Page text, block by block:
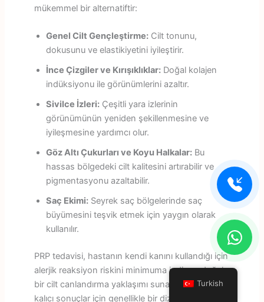
mükemmel bir alternatiftir:
Genel Cilt Gençleştirme:Cilt tonunu,
dokusunu ve elastikiyetini iyileştirir.
İnce Çizgiler ve Kırışıklıklar:Doğal kolajen
indüksiyonu ile görünümlerini azaltır.
Sivilce İzleri:Çeşitli yara izlerinin
görünümünün yeniden şekillenmesine ve
iyileşmesine yardımcı olur.
Göz Altı Çukurları ve Koyu Halkalar:Bu
hassas bölgedeki cilt kalitesini artırabilir ve
pigmentasyonu azaltabilir.
Saç Ekimi:Seyrek saç bölgelerinde saç
büyümesini teşvik etmek için yaygın olarak
kullanılır.
PRP tedavisi, hastanın kendi kanını kullandığı için
alerjik reaksiyon riskini minimuma indiren, doğal
bir cilt canlandırma yaklaşımı sunar. Optimum ve
kalıcı sonuçlar için genellikle bir dizi seans
Turkish